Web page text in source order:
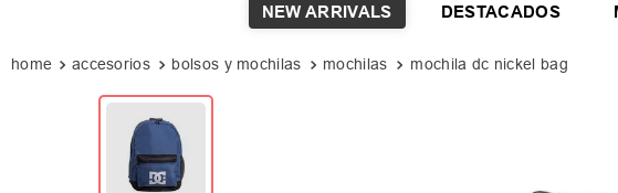
NEW ARRIVALS DESTACADOS
accesorios bolsos y mochilas mochilas mochila dc nickel bag